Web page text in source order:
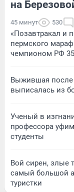
на
45 минут 530
«Позавтракал и
пермского
чемпионом РФ
Выжившая после
выписалась из
Ученый в
профессора
студенты
Вой сирен, злые
самый большой
туристки